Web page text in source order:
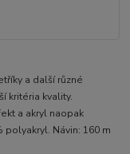
a další různé
kritéria kvality.
a akryl naopak
Návin: 160 m